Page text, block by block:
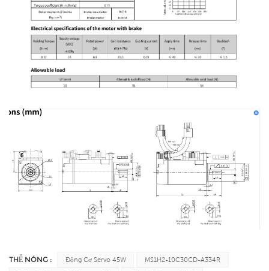
THẺ NÓNG : Động Cơ Servo 45W MS1H2-10C30CD-A334R